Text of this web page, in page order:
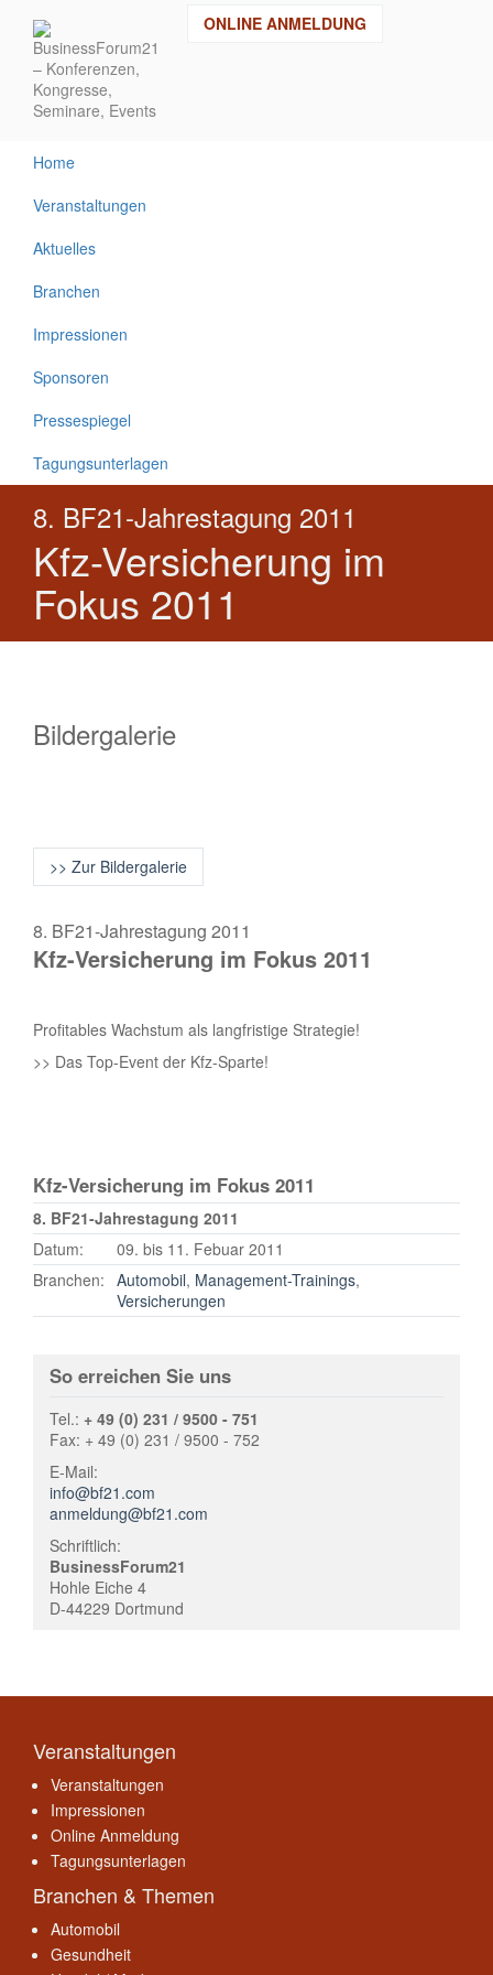
Inhalt
ONLINE ANMELDUNG
Home
Veranstaltungen
Aktuelles
Branchen
Impressionen
Sponsoren
Pressespiegel
Tagungsunterlagen
8. BF21-Jahrestagung 2011
Kfz-Versicherung im
Fokus 2011
Bildergalerie
>> Zur Bildergalerie
8. BF21-Jahrestagung 2011
Kfz-Versicherung im Fokus 2011
Profitables Wachstum als langfristige Strategie!
>> Das Top-Event der Kfz-Sparte!
Kfz-Versicherung im Fokus 2011
8. BF21-Jahrestagung 2011
Datum:
09. bis 11. Febuar 2011
Branchen: Automobil, Management-Trainings,
Versicherungen
So erreichen Sie uns
Tel.: + 49 (0) 231 / 9500 - 751
Fax: + 49 (0) 231 / 9500 - 752
E-Mail:
info@bf21.com
anmeldung@bf21.com
Schriftlich:
BusinessForum21
Hohle Eiche 4
D-44229 Dortmund
Veranstaltungen
Veranstaltungen
Impressionen
Online Anmeldung
Tagungsunterlagen
Branchen & Themen
Automobil
Gesundheit